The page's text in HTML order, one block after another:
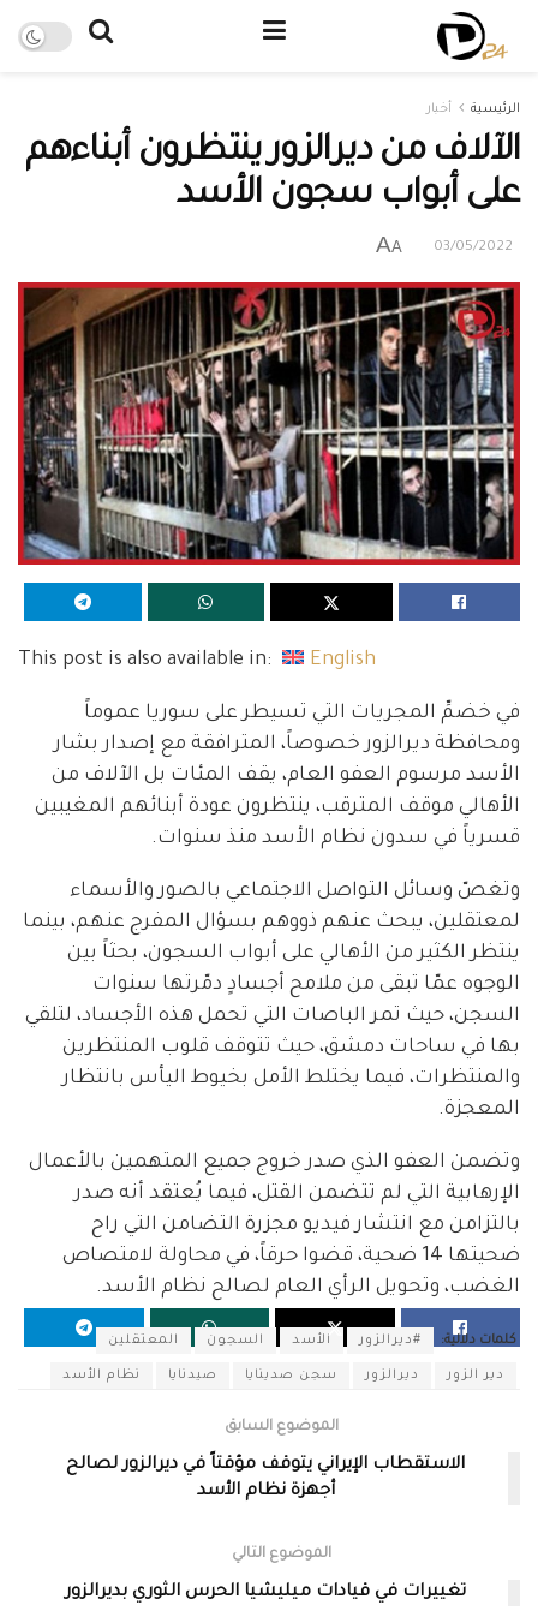
الرئيسية أخبار
الآلاف من ديرالزور ينتظرون أبناءهم
على أبواب سجون الأسد
03/05/2022
A
A
This post is also available in: English
في خضمِّ المجريات التي تسيطر على سوريا عموماً
ومحافظة ديرالزور خصوصاً، المترافقة مع إصدار بشار
الأسد مرسوم العفو العام، يقف المئات بل الآلاف من
الأهالي موقف المترقب، ينتظرون عودة أبنائهم المغيبين
قسرياً في سدون نظام الأسد منذ سنوات.
وتغصّ وسائل التواصل الاجتماعي بالصور والأسماء
لمعتقلين، يبحث عنهم ذووهم بسؤال المفرج عنهم، بينما
ينتظر الكثير من الأهالي على أبواب السجون، بحثاً بين
الوجوه عمّا تبقى من ملامح أجسادٍ دمّرتها سنوات
السجن، حيث تمر الباصات التي تحمل هذه الأجساد، لتلقي
بها في ساحات دمشق، حيث تتوقف قلوب المنتظرين
والمنتظرات، فيما يختلط الأمل بخيوط اليأس بانتظار
المعجزة.
وتضمن العفو الذي صدر خروج جميع المتهمين بالأعمال
الإرهابية التي لم تتضمن القتل، فيما يُعتقد أنه صدر
بالتزامن مع انتشار فيديو مجزرة التضامن التي راح
ضحيتها 14 ضحية، قضوا حرقاً، في محاولة لامتصاص
الغضب، وتحويل الرأي العام لصالح نظام الأسد.
كلمات دلالية: #ديرالزور الأسد السجون المعتقلين
دير الزور ديرالزور سجن صدينايا صيدنايا نظام الأسد
الموضوع السابق
الاستقطاب الإيراني يتوقف مؤقتاً في ديرالزور لصالح
أجهزة نظام الأسد
الموضوع التالي
تغييرات في قيادات ميليشيا الحرس الثوري بديرالزور